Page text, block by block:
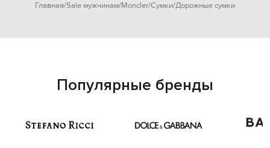
Главная Sale мужчинам Moncler Сумки Дорожные сумки
Популярные бренды